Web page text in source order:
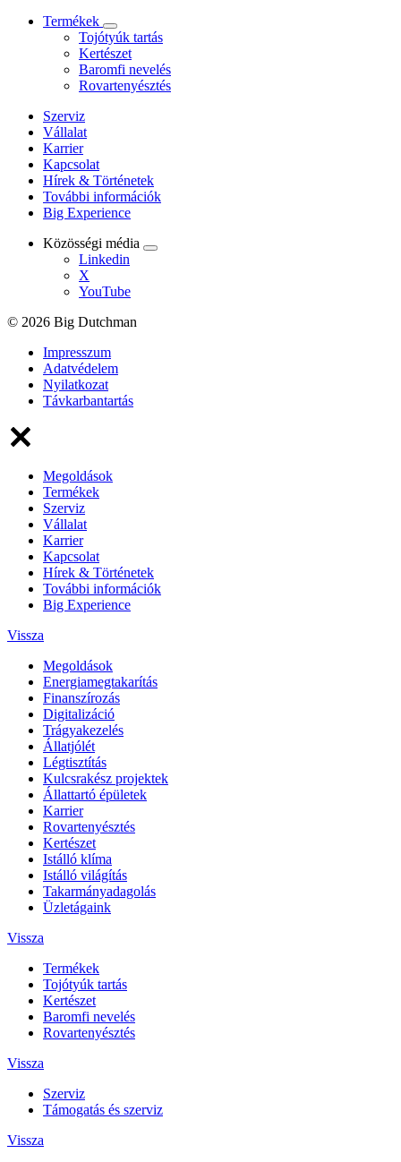
Termékek
Tojótyúk tartás
Kertészet
Baromfi nevelés
Rovartenyésztés
Szerviz
Vállalat
Karrier
Kapcsolat
Hírek & Történetek
További információk
Big Experience
Közösségi média
Linkedin
X
YouTube
© 2026 Big Dutchman
Impresszum
Adatvédelem
Nyilatkozat
Távkarbantartás
Megoldások
Termékek
Szerviz
Vállalat
Karrier
Kapcsolat
Hírek & Történetek
További információk
Big Experience
Vissza
Megoldások
Energiamegtakarítás
Finanszírozás
Digitalizáció
Trágyakezelés
Állatjólét
Légtisztítás
Kulcsrakész projektek
Állattartó épületek
Karrier
Rovartenyésztés
Kertészet
Istálló klíma
Istálló világítás
Takarmányadagolás
Üzletágaink
Vissza
Termékek
Tojótyúk tartás
Kertészet
Baromfi nevelés
Rovartenyésztés
Vissza
Szerviz
Támogatás és szerviz
Vissza